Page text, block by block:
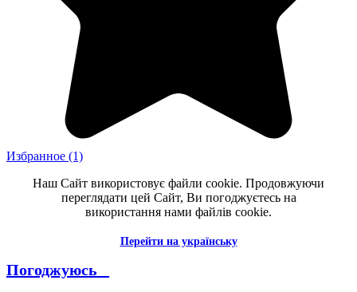
Избранное (1)
Наш Сайт використовує файли cookie. Продовжуючи
переглядати цей Сайт, Ви погоджуєтесь на
використання нами файлів cookie.
Перейти на українську
Погоджуюсь _